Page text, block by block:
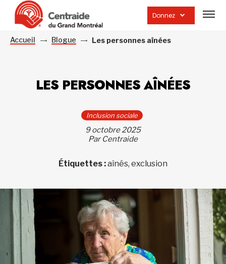
Donnez
la
Accueil Blogue Les personnes aînées
LES PERSONNES AÎNÉES
Inclusion sociale
9 octobre 2025
Par Centraide
Étiquettes :aînés, exclusion